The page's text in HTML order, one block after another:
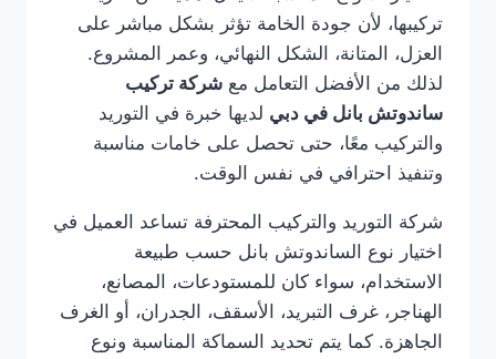
تركيبها، لأن جودة الخامة تؤثر بشكل مباشر على
العزل، المتانة، الشكل النهائي، وعمر المشروع.
لذلك من الأفضل التعامل مع شركة تركيب
ساندوتش بانل في دبي لديها خبرة في التوريد
والتركيب معًا، حتى تحصل على خامات مناسبة
وتنفيذ احترافي في نفس الوقت.
شركة التوريد والتركيب المحترفة تساعد العميل في
اختيار نوع الساندوتش بانل حسب طبيعة
الاستخدام، سواء كان للمستودعات، المصانع،
الهناجر، غرف التبريد، الأسقف، الجدران، أو الغرف
الجاهزة. كما يتم تحديد السماكة المناسبة ونوع